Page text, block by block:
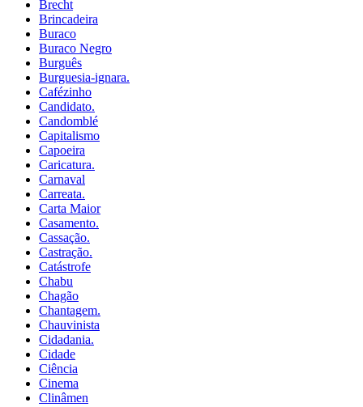
Brecht
Brincadeira
Buraco
Buraco Negro
Burguês
Burguesia-ignara.
Cafézinho
Candidato.
Candomblé
Capitalismo
Capoeira
Caricatura.
Carnaval
Carreata.
Carta Maior
Casamento.
Cassação.
Castração.
Catástrofe
Chabu
Chagão
Chantagem.
Chauvinista
Cidadania.
Cidade
Ciência
Cinema
Clinâmen